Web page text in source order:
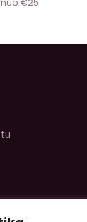
€25